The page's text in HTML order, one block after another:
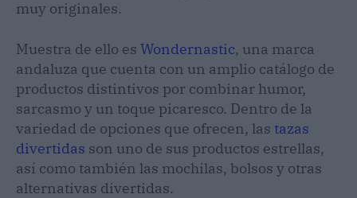
muy originales.
Muestra de ello es Wondernastic, una marca
andaluza que cuenta con un amplio catálogo de
productos distintivos por combinar humor,
sarcasmo y un toque picaresco. Dentro de la
variedad de opciones que ofrecen, las tazas
divertidas son uno de sus productos estrellas,
así como también las mochilas, bolsos y otras
alternativas divertidas.